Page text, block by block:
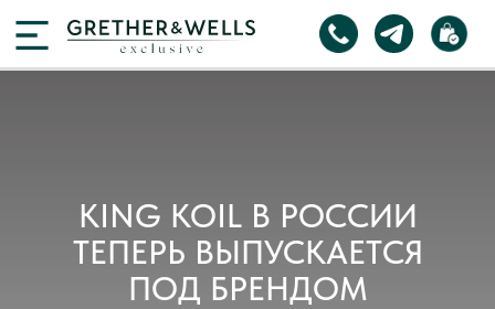
KING KOIL В РОССИИ
ТЕПЕРЬ ВЫПУСКАЕТСЯ
ПОД БРЕНДОМ